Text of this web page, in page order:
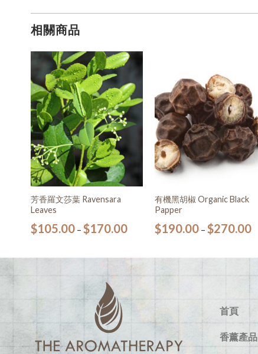
相關商品
加入
願望
清單
芳香羅文莎葉 Ravensara
Leaves
$105.00– $170.00
加入
願望
清單
有機黑胡椒 Organic Black
Papper
$190.00– $270.00
首頁
香薰產品